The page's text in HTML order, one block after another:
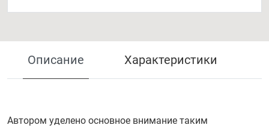
Описание Характеристики
Автором уделено основное внимание таким